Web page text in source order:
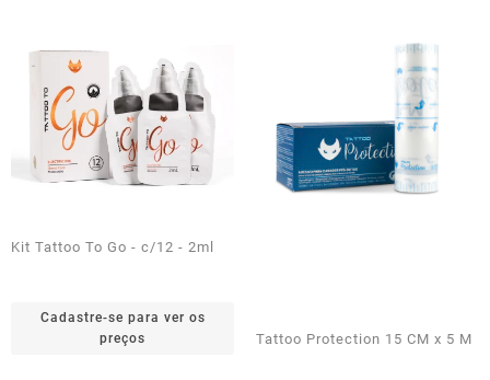
Kit Tattoo To Go - c/12 - 2ml
Cadastre-se para ver os
preços
Tattoo Protection 15 CM x 5 M